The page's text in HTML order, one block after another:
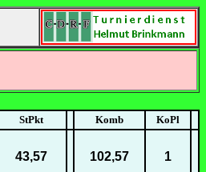
StPkt Komb KoPl
43,57 102,57 1